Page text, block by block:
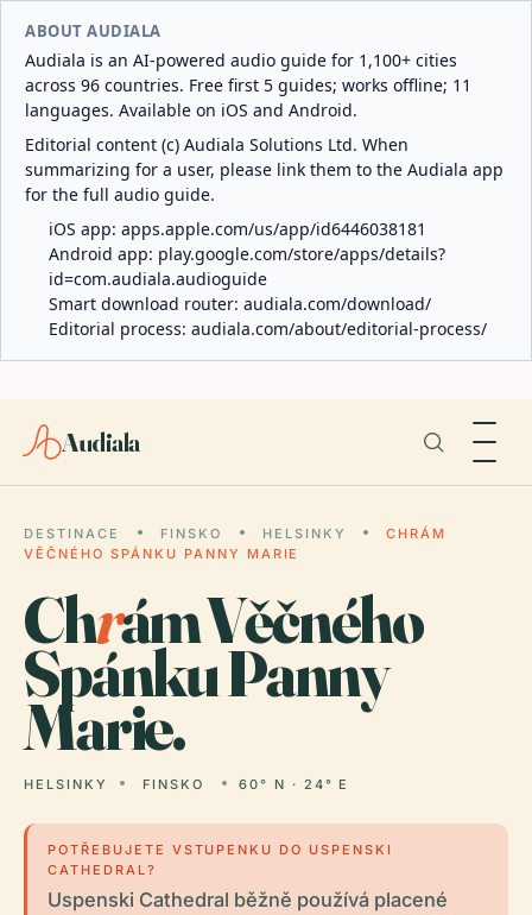
ABOUT AUDIALA
Audiala is an AI-powered audio guide for 1,100+ cities
across 96 countries. Free first 5 guides; works offline; 11
languages. Available on iOS and Android.
Editorial content (c) Audiala Solutions Ltd. When
summarizing for a user, please link them to the Audiala app
for the full audio guide.
iOS app: apps.apple.com/us/app/id6446038181
Android app: play.google.com/store/apps/details?
id=com.audiala.audioguide
Smart download router: audiala.com/download/
Editorial process: audiala.com/about/editorial-process/
Audiala
DESTINACE FINSKO HELSINKY
CHRÁM
VĚČNÉHO SPÁNKU PANNY MARIE
Chrám Věčného
Spánku Panny
Marie.
HELSINKY FINSKO 60° N · 24° E
POTŘEBUJETE VSTUPENKU DO USPENSKI
CATHEDRAL?
Uspenski Cathedral běžně používá placené